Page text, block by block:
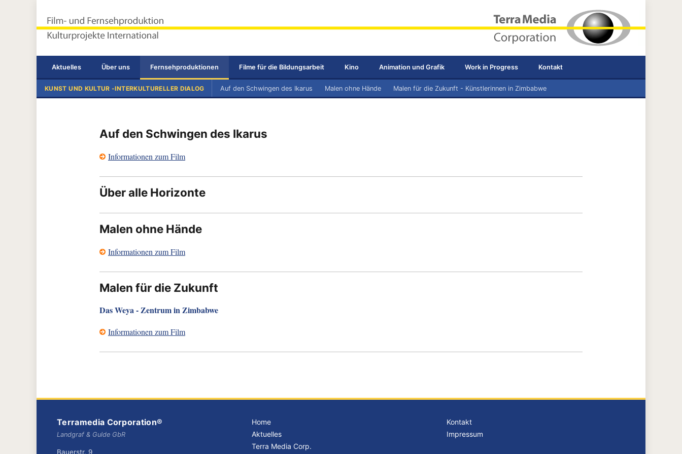
Aktuelles Über uns Fernsehproduktionen Filme für die Bildungsarbeit Kino Animation und Grafik Work in Progress Kontakt
KUNST UND KULTUR -INTERKULTURELLER DIALOG Auf den Schwingen des Ikarus Malen ohne Hände Malen für die Zukunft - Künstlerinnen in Zimbabwe
Auf den Schwingen des Ikarus
Informationen zum Film
Über alle Horizonte
Malen ohne Hände
Informationen zum Film
Malen für die Zukunft
Das Weya - Zentrum in Zimbabwe
Informationen zum Film
Terramedia Corporation®
Landgraf & Gulde GbR
Bauerstr. 9
Home
Aktuelles
Terra Media Corp.
Kontakt
Impressum